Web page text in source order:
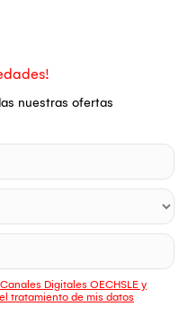
nuestras ofertas
Digitales OECHSLE y
tratamiento de mis datos